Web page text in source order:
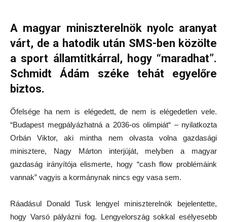
A magyar miniszterelnök nyolc aranyat
várt, de a hatodik után SMS-ben közölte
a sport államtitkárral, hogy “maradhat”.
Schmidt Ádám széke tehát egyelőre
biztos.
Őfelsége ha nem is elégedett, de nem is elégedetlen vele.
“Budapest megpályázhatná a 2036-os olimpiát“ – nyilatkozta
Orbán Viktor, aki mintha nem olvasta volna gazdasági
minisztere, Nagy Márton interjúját, melyben a magyar
gazdaság irányítója elismerte, hogy “cash flow problémáink
vannak” vagyis a kormánynak nincs egy vasa sem.
Ráadásul Donald Tusk lengyel miniszterelnök bejelentette,
hogy Varsó pályázni fog. Lengyelország sokkal esélyesebb